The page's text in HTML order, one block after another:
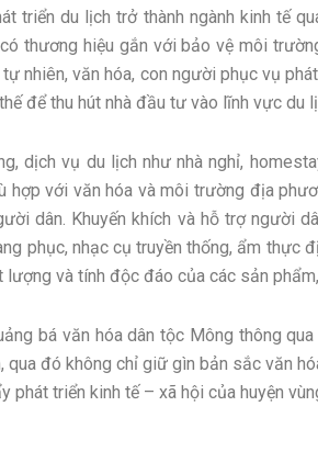
triển du lịch trở thành ngành kinh tế
thương hiệu gắn với bảo vệ môi
nhiên, văn hóa, con người phục vụ
để thu hút nhà đầu tư vào lĩnh vực du
dịch vụ du lịch như nhà nghỉ,
hợp với văn hóa và môi trường địa
dân. Khuyến khích và hỗ trợ người
phục, nhạc cụ truyền thống, ẩm thực
lượng và tính độc đáo của các sản
bá văn hóa dân tộc Mông thông
qua đó không chỉ giữ gìn bản sắc văn
triển kinh tế – xã hội của huyện